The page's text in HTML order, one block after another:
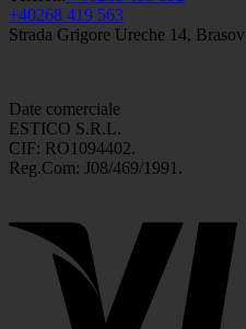
+40268 419 563
Strada Grigore Ureche 14, Brasov
Date comerciale
ESTICO S.R.L.
CIF: RO1094402.
Reg.Com: J08/469/1991.